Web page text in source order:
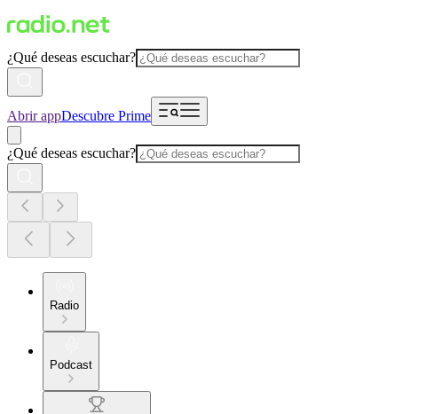
¿Qué deseas escuchar?
Abrir appDescubre Prime
¿Qué deseas escuchar?
Radio
Podcast